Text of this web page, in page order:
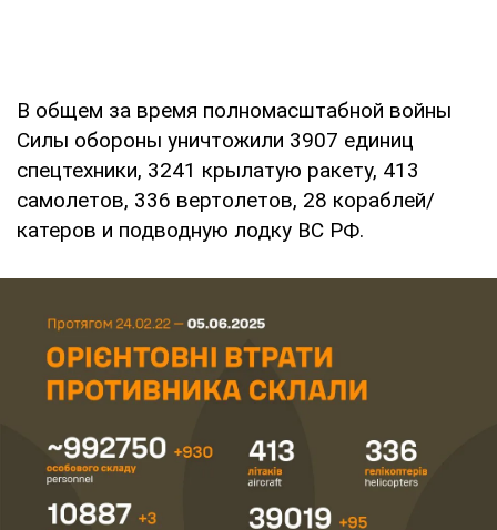
В общем за время полномасштабной войны
Силы обороны уничтожили 3907 единиц
спецтехники, 3241 крылатую ракету, 413
самолетов, 336 вертолетов, 28 кораблей/
катеров и подводную лодку ВС РФ.